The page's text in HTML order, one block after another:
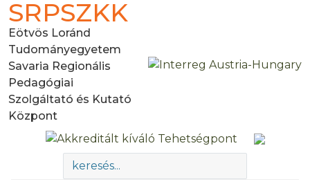
SRPSZKK
Eötvös Loránd
Tudományegyetem
Savaria Regionális
Pedagógiai
Szolgáltató és Kutató
Központ